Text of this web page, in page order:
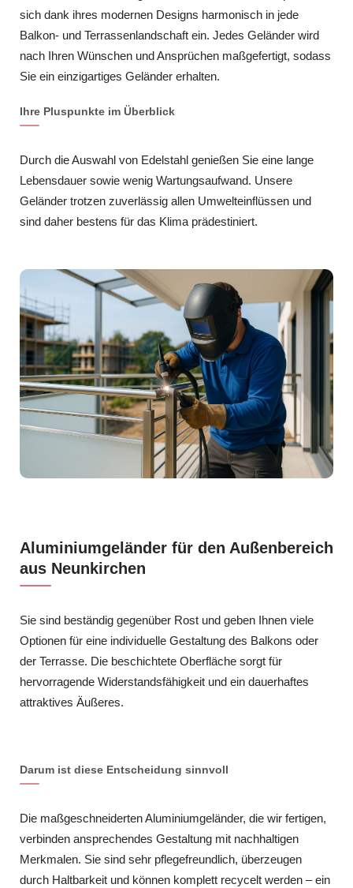
sich dank ihres modernen Designs harmonisch in jede
Balkon- und Terrassenlandschaft ein. Jedes Geländer wird
nach Ihren Wünschen und Ansprüchen maßgefertigt, sodass
Sie ein einzigartiges Geländer erhalten.
Ihre Pluspunkte im Überblick
Durch die Auswahl von Edelstahl genießen Sie eine lange
Lebensdauer sowie wenig Wartungsaufwand. Unsere
Geländer trotzen zuverlässig allen Umwelteinflüssen und
sind daher bestens für das Klima prädestiniert.
Aluminiumgeländer für den Außenbereich
aus Neunkirchen
Sie sind beständig gegenüber Rost und geben Ihnen viele
Optionen für eine individuelle Gestaltung des Balkons oder
der Terrasse. Die beschichtete Oberfläche sorgt für
hervorragende Widerstandsfähigkeit und ein dauerhaftes
attraktives Äußeres.
Darum ist diese Entscheidung sinnvoll
Die maßgeschneiderten Aluminiumgeländer, die wir fertigen,
verbinden ansprechendes Gestaltung mit nachhaltigen
Merkmalen. Sie sind sehr pflegefreundlich, überzeugen
durch Haltbarkeit und können komplett recycelt werden – ein